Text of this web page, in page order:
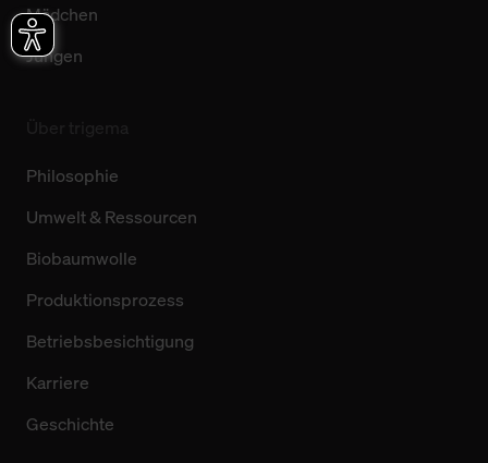
Mädchen
Jungen
Philosophie
Umwelt & Ressourcen
Biobaumwolle
Produktionsprozess
Betriebsbesichtigung
Karriere
Geschichte